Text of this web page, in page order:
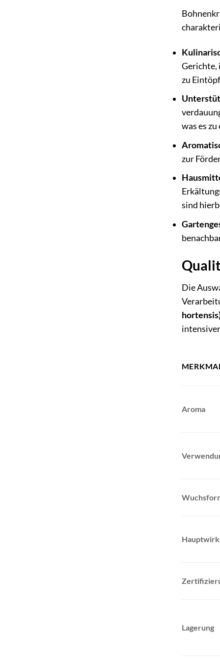
Gerichte,
zu
was es
zur
sind
Die
MERKMAL
Aroma
Lagerung